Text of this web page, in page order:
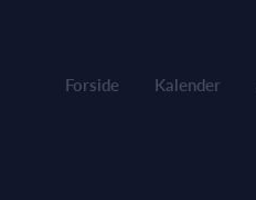
Forside Kalender